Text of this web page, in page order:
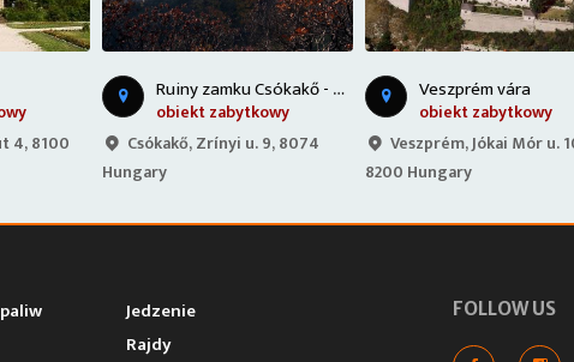
8100
Ruiny zamku Csókakő - Węgry
obiekt zabytkowy
Csókakő, Zrínyi u. 9, 8074
Hungary
Veszprém vára
obiekt zabytkowy
Veszprém, Jókai Mór u. 10,
8200 Hungary
Jedzenie
Rajdy
FOLLOW US